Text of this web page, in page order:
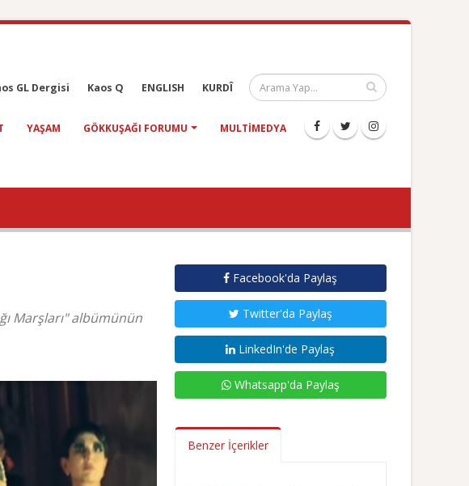
GL Dergisi Kaos Q ENGLISH KURDÎ
YAŞAM GÖKKUŞAĞI FORUMU MULTIMEDYA
Marşları" albümünün
Facebook'da Paylaş
Twitter'da Paylaş
LinkedIn'de Paylaş
Whatsapp'da Paylaş
Benzer İçerikler